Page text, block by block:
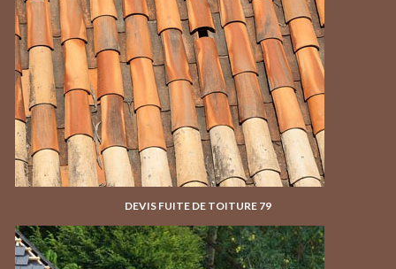
DEVIS FUITE DE TOITURE 79